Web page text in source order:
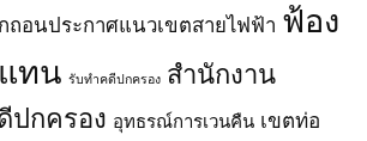
ถอนประกาศแนวเขตสายไฟฟ้า ฟ้อง
ทน รับทำคดีปกครอง สำนักงาน
ปกครอง อุทธรณ์การเวนคืน เขตท่อ